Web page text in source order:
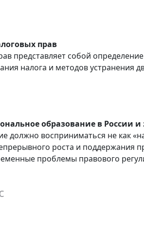
прав
представляет собой
налога и методов устранения
образование в России
должно восприниматься не как
роста и
проблемы правового